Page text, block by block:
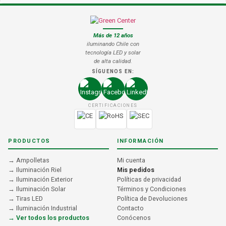
Más de 12 años
iluminando Chile con
tecnología LED y solar
de alta calidad.
SÍGUENOS EN:
CERTIFICACIONES
PRODUCTOS
→ Ampolletas
→ Iluminación Riel
→ Iluminación Exterior
→ Iluminación Solar
→ Tiras LED
→ Iluminación Industrial
→ Ver todos los productos
INFORMACIÓN
Mi cuenta
Mis pedidos
Políticas de privacidad
Términos y Condiciones
Política de Devoluciones
Contacto
Conócenos